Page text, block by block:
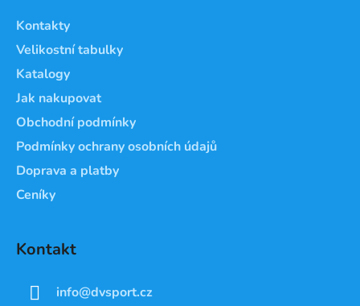
Kontakty
Velikostní tabulky
Katalogy
Jak nakupovat
Obchodní podmínky
Podmínky ochrany osobních údajů
Doprava a platby
Ceníky
Kontakt
info@dvsport.cz